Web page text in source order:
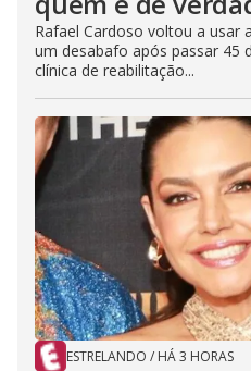
Rafael Cardoso voltou a usar
um desabafo após passar 45
clínica de reabilitação...
ESTRELANDO / HÁ 3 HORAS